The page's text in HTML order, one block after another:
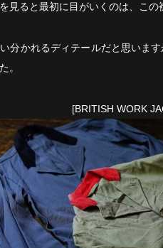
見ると最初に目がいくのは、この
分かれるディテールだと思いま
。
[BRITISH WORK